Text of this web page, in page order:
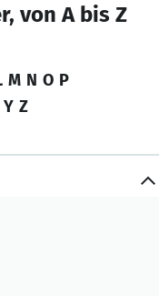
von A bis Z
M N O P
Y Z